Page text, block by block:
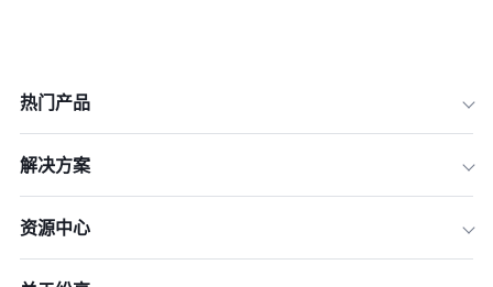
热门产品
解决方案
资源中心